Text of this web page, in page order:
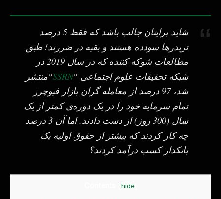
شاید برایتان جالب باشد که فقط 5 درصد
تریدرها سودده هستند و بقیه در ضررند! طبق
مطالعات شوکه کننده که در سال 2019 در
شبکه تحقیقات علوم اجتماعی “SSRN“منتشر
شد، 97 درصد از معامله گران بازار فیوچرز
تمام سرمایه خود را در یک دوره‌ی کمتر از یک
سال (300 روز) از دست دادند. اما آن 3 درصد
چه کار کردند که بیشتر از حقوق اولیه یک
بانکدار کسب درآمد کردند؟
hide